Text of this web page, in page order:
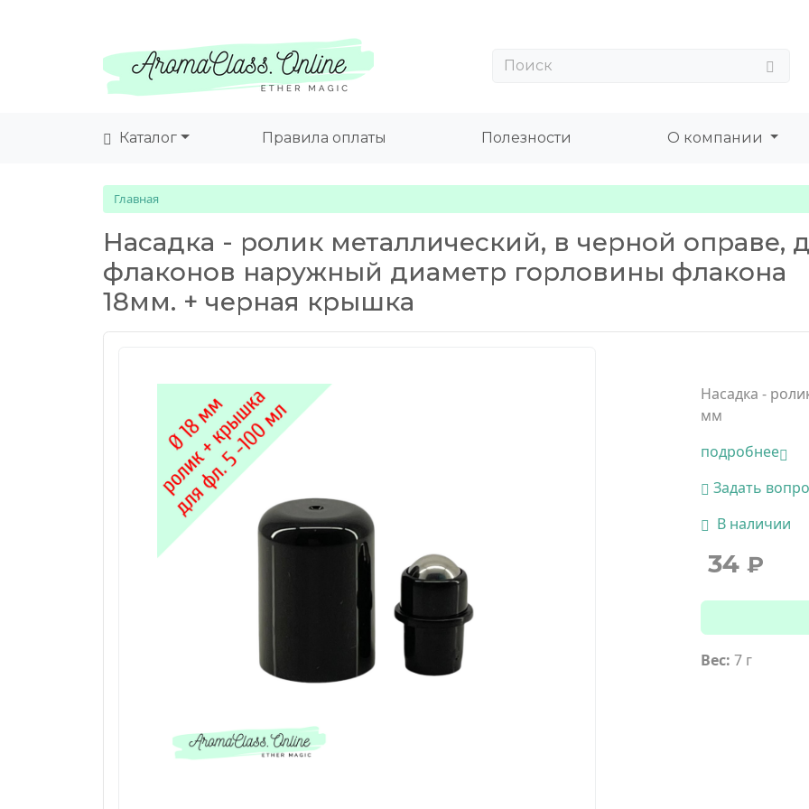
Каталог Правила оплаты Полезности О компании
Главная
Насадка - ролик металлический, в черной оправе,
флаконов наружный диаметр горловины флакона
18мм. + черная крышка
Насадка -
мм
подробнее
Задать
В наличии
34 ₽
Вес:7 г